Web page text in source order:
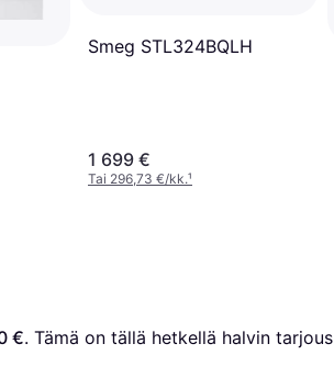
Smeg STL324BQLH
1 699 €
Tai 296,73 €/kk.¹
€. Tämä on tällä hetkellä halvin tarjous